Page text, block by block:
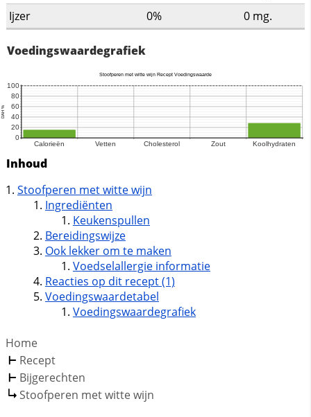
Ijzer
0% 0 mg.
Voedingswaardegrafiek
Inhoud
Stoofperen met witte wijn
Ingrediënten
Keukenspullen
Bereidingswijze
Ook lekker om te maken
Voedselallergie informatie
Reacties op dit recept (1)
Voedingswaardetabel
Voedingswaardegrafiek
Home
Recept
Bijgerechten
Stoofperen met witte wijn